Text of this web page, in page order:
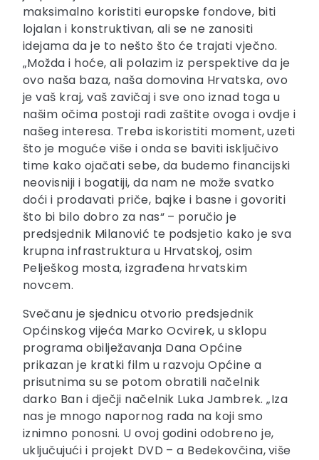
maksimalno koristiti europske fondove, biti
lojalan i konstruktivan, ali se ne zanositi
idejama da je to nešto što će trajati vječno.
„Možda i hoće, ali polazim iz perspektive da je
ovo naša baza, naša domovina Hrvatska, ovo
je vaš kraj, vaš zavičaj i sve ono iznad toga u
našim očima postoji radi zaštite ovoga i ovdje i
našeg interesa. Treba iskoristiti moment,uzeti
što je moguće više i onda se baviti isključivo
time kako ojačati sebe, da budemo financijski
neovisniji i bogatiji, da nam ne može svatko
doći i prodavati priče, bajke i basne i govoriti
što bi bilo dobro za nas“ – poručio je
predsjednik Milanović te podsjetio kako je sva
krupna infrastruktura u Hrvatskoj, osim
Pelješkog mosta, izgrađena hrvatskim
novcem.
Svečanu je sjednicu otvorio predsjednik
Općinskog vijeća Marko Ocvirek, u sklopu
programa obilježavanja Dana Općine
prikazan je kratki film u razvoju Općine a
prisutnima su se potom obratili načelnik
darko Ban i dječji načelnik Luka Jambrek. „Iza
nas je mnogo napornog rada na koji smo
iznimno ponosni. U ovoj godini odobreno je,
uključujući i projekt DVD – a Bedekovčina,više